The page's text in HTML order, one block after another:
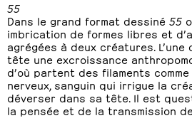
55
Dans le grand format dessiné 55
imbrication de formes libres et
agrégées à deux créatures.
tête une excroissance
d’où partent des filaments
nerveux, sanguin qui irrigue la
déverser dans sa tête. Il est
la pensée et de la transmission